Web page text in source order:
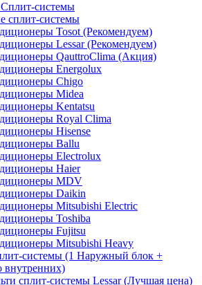
системы
сплит-системы
Tosot (Рекомендуем)
Lessar (Рекомендуем)
QauttroClima (Акция)
Energolux
Chigo
Midea
Kentatsu
Royal Clima
Hisense
Ballu
Electrolux
Haier
MDV
Daikin
Mitsubishi Electric
Toshiba
Fujitsu
Mitsubishi Heavy
системы (1 Наружный блок +
внутренних)
сплит-системы Lessar (Лучшая цена)